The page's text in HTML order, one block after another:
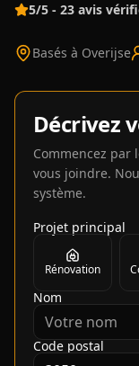
5/5 - 23 avis
Basés à Overijse
Décrivez
Commencez
vous joindre.
système.
Projet principal
Rénovation
Nom
Code postal